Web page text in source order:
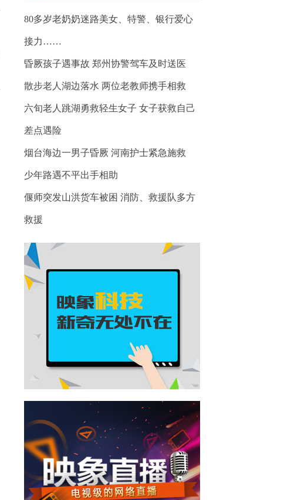
80多岁老奶奶迷路美女、特警、银行爱心
接力……
昏厥孩子遇事故 郑州协警驾车及时送医
散步老人湖边落水 两位老教师携手相救
六旬老人跳湖勇救轻生女子 女子获救自己
差点遇险
烟台海边一男子昏厥 河南护士紧急施救
少年路遇不平出手相助
偃师突发山洪货车被困 消防、救援队多方
救援